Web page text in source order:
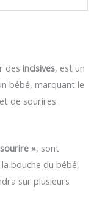
des incisives, est un
bébé, marquant le
de sourires
», sont
bouche du bébé,
sur plusieurs